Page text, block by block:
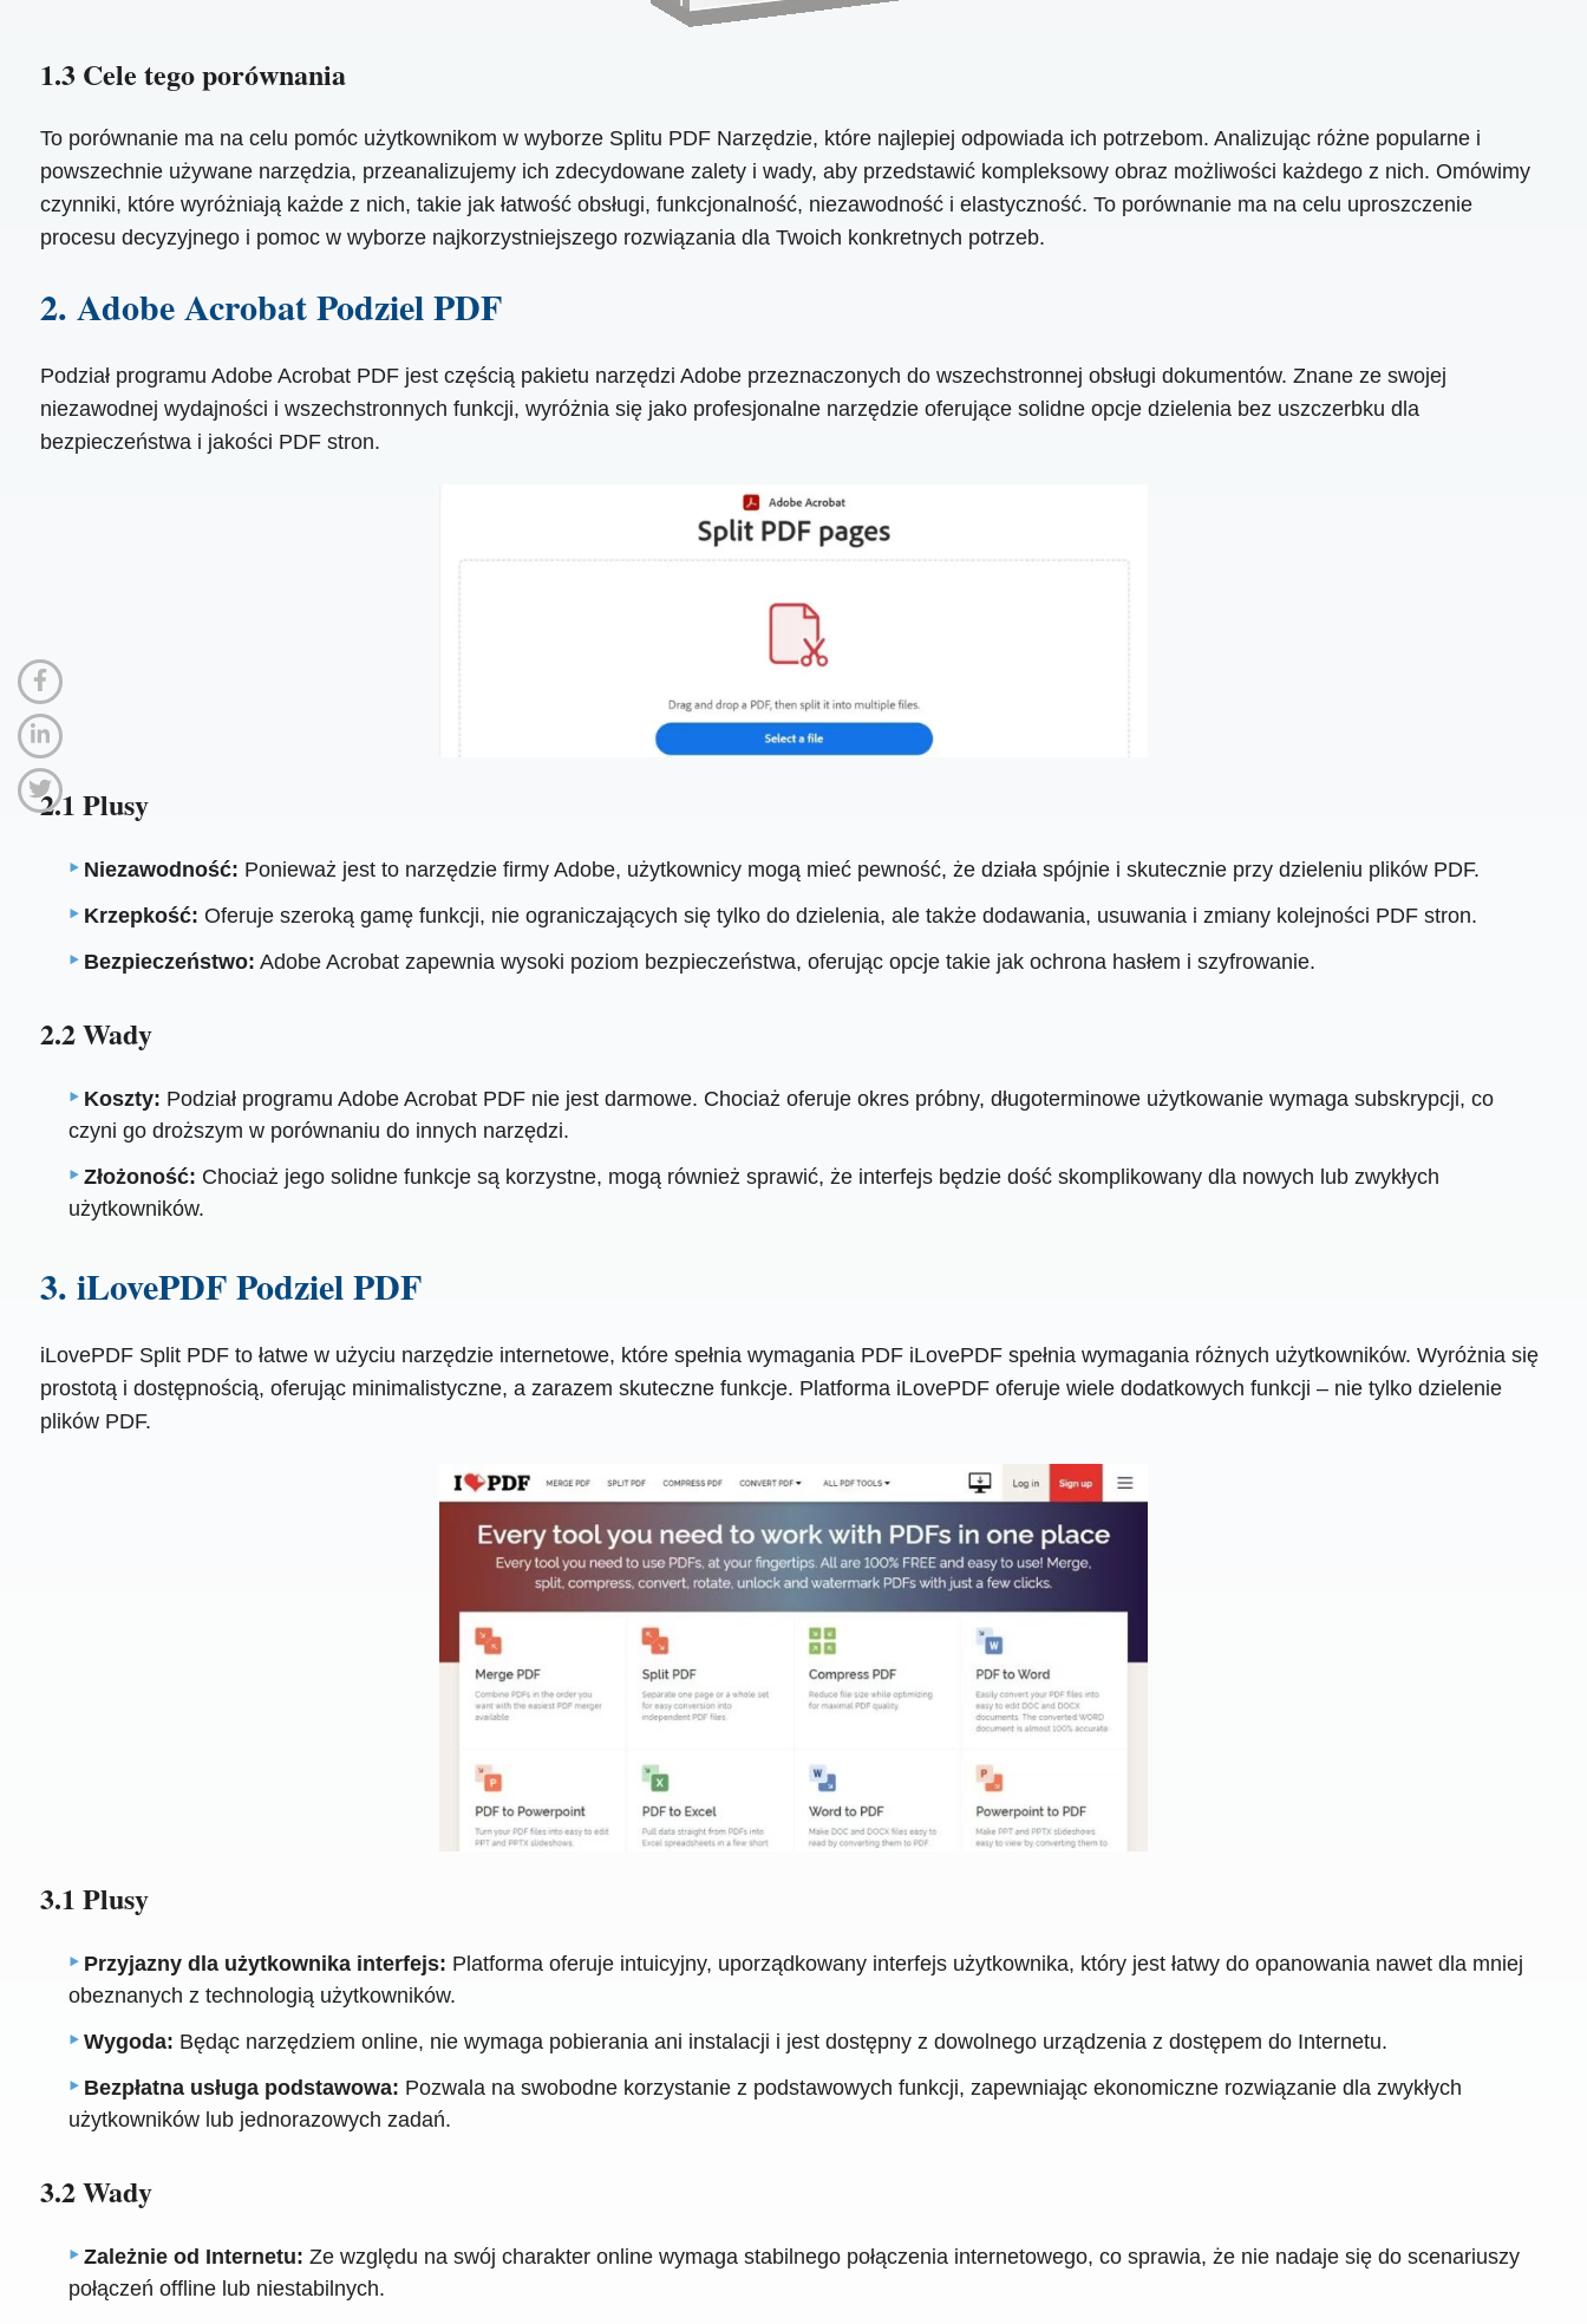
1.3 Cele tego porównania
To porównanie ma na celu pomóc użytkownikom w wyborze Splitu PDF Narzędzie, które najlepiej odpowiada ich potrzebom. Analizując różne popularne i
powszechnie używane narzędzia, przeanalizujemy ich zdecydowane zalety i wady, aby przedstawić kompleksowy obraz możliwości każdego z nich. Omówimy
czynniki, które wyróżniają każde z nich, takie jak łatwość obsługi, funkcjonalność, niezawodność i elastyczność. To porównanie ma na celu uproszczenie
procesu decyzyjnego i pomoc w wyborze najkorzystniejszego rozwiązania dla Twoich konkretnych potrzeb.
2. Adobe Acrobat Podziel PDF
Podział programu Adobe Acrobat PDF jest częścią pakietu narzędzi Adobe przeznaczonych do wszechstronnej obsługi dokumentów. Znane ze swojej
niezawodnej wydajności i wszechstronnych funkcji, wyróżnia się jako profesjonalne narzędzie oferujące solidne opcje dzielenia bez uszczerbku dla
bezpieczeństwa i jakości PDF stron.
2.1 Plusy
Niezawodność: Ponieważ jest to narzędzie firmy Adobe, użytkownicy mogą mieć pewność, że działa spójnie i skutecznie przy dzieleniu plików PDF.
Krzepkość: Oferuje szeroką gamę funkcji, nie ograniczających się tylko do dzielenia, ale także dodawania, usuwania i zmiany kolejności PDF stron.
Bezpieczeństwo: Adobe Acrobat zapewnia wysoki poziom bezpieczeństwa, oferując opcje takie jak ochrona hasłem i szyfrowanie.
2.2 Wady
Koszty: Podział programu Adobe Acrobat PDF nie jest darmowe. Chociaż oferuje okres próbny, długoterminowe użytkowanie wymaga subskrypcji, co
czyni go droższym w porównaniu do innych narzędzi.
Złożoność: Chociaż jego solidne funkcje są korzystne, mogą również sprawić, że interfejs będzie dość skomplikowany dla nowych lub zwykłych
użytkowników.
3. iLovePDF Podziel PDF
iLovePDF Split PDF to łatwe w użyciu narzędzie internetowe, które spełnia wymagania PDF iLovePDF spełnia wymagania różnych użytkowników. Wyróżnia się
prostotą i dostępnością, oferując minimalistyczne, a zarazem skuteczne funkcje. Platforma iLovePDF oferuje wiele dodatkowych funkcji – nie tylko dzielenie
plików PDF.
3.1 Plusy
Przyjazny dla użytkownika interfejs: Platforma oferuje intuicyjny, uporządkowany interfejs użytkownika, który jest łatwy do opanowania nawet dla mniej
obeznanych z technologią użytkowników.
Wygoda: Będąc narzędziem online, nie wymaga pobierania ani instalacji i jest dostępny z dowolnego urządzenia z dostępem do Internetu.
Bezpłatna usługa podstawowa: Pozwala na swobodne korzystanie z podstawowych funkcji, zapewniając ekonomiczne rozwiązanie dla zwykłych
użytkowników lub jednorazowych zadań.
3.2 Wady
Zależnie od Internetu: Ze względu na swój charakter online wymaga stabilnego połączenia internetowego, co sprawia, że ​​nie nadaje się do scenariuszy
połączeń offline lub niestabilnych.